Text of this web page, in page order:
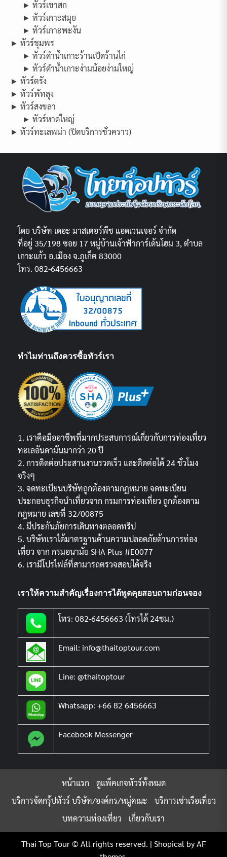
► ทัวร์เขาสก
► ทัวร์เกาะสมุย
► ทัวร์เกาะพะงัน
► ทัวร์ชุมพร
► ทัวร์ดำน้ำเกาะร้านเป็ดร้านไก่
► ทัวร์ดำน้ำเกาะง่ามน้อยง่ามใหญ่
► ทัวร์ตรัง
► ทัวร์พัทลุง
► ทัวร์สงขลา
► ทัวร์หาดใหญ่
► ทัวร์ทะเลพม่า (ปิดบริการชั่วคราว)
โดย บริษัท เดอะ มาสเตอร์พีช แอดเวนเจอร์ จำกัด
ที่อยู่ 35/198 ซอย 17 หมู่บ้านเจ้าฟ้าการ์เด้นโฮม 3, ตำบล
เกาะแก้ว อ.เมือง จ.ภูเก็ต 83000
โทร. 082-6456663
ทำไมท่านถึงควรซื้อทัวร์เรา
1. เราคือมืออาชีพที่มากประสบการณ์เกี่ยวกับการท่องเที่ยว
ทะเลอันดามันมากว่า 20 ปี
2. การติดต่อประสานงานรวดเร็ว และติดต่อได้ 24 ชั่วโมง
จริงๆ
3. จดทะเบียนบริษัทถูกต้องตามกฏหมาย จดทะเบียน
ประกอบธุรกิจนำเที่ยวจาก กรมการท่องเที่ยว ถูกต้องตาม
กฎหมาย เลขที่ 32/00875
4. มีประกันภัยการเดินทางตลอดทริป
5. บริษัทเราได้มาตรฐานด้านความปลอดภัยด้านการท่อง
เที่ยว จาก กรมอนามัย SHA Plus #E0077
6. เรามีโปรไฟล์ที่สามารถตรวจสอบได้จริง
เราให้ความสำคัญเรื่องการได้พูดคุยสอบถามก่อนจอง
โทร: 082-6456663 (โทรได้ 24ชม.)
Email: info@thaitoptour.com
Line: @thaitoptour
Whatsapp: +66 82 6456663
Facebook Messenger
หน้าแรก
ดูแพ็คเกจทัวร์ทั้งหมด
บริการจัดกรุ้ปทัวร์ บริษัท/องค์กร/หมู่คณะ
บริการเช่าเรือเที่ยว
บทความท่องเที่ยว
เกี่ยวกับเรา
Thai Top Tour © All rights reserved. | Shopical by AF